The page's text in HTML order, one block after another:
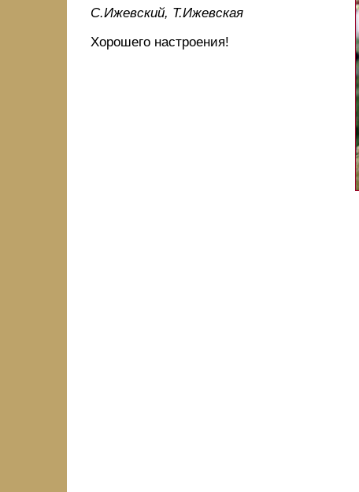
С.Ижевский, Т.Ижевская
Хорошего настроения!